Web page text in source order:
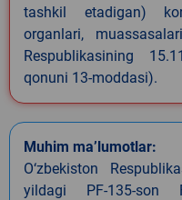
tashkil etadigan)
organlari,
Respublikasining
qonuni 13-moddasi).
Muhim ma’lumotlar:
O‘zbekiston
yildagi PF-135-son